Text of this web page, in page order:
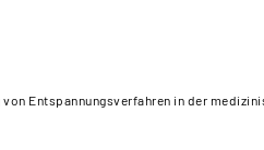
Entspannungsverfahren in der